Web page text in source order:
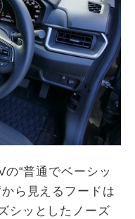
の“普通でベーシッ
ら見えるフードは
シッとしたノーズ